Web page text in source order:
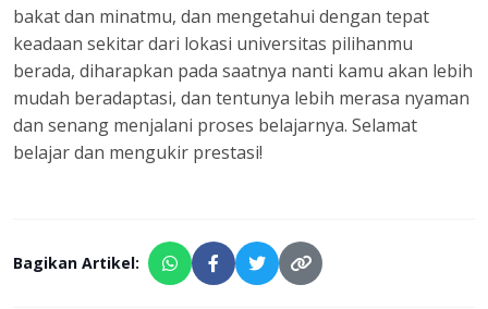
bakat dan minatmu, dan mengetahui dengan tepat
keadaan sekitar dari lokasi universitas pilihanmu
berada, diharapkan pada saatnya nanti kamu akan lebih
mudah beradaptasi, dan tentunya lebih merasa nyaman
dan senang menjalani proses belajarnya. Selamat
belajar dan mengukir prestasi!
Bagikan Artikel: